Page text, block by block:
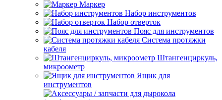
Маркер
Набор инструментов
Набор отверток
Пояс для инструментов
Система протяжки
кабеля
Штангенциркуль,
микроометр
Ящик для
инструментов